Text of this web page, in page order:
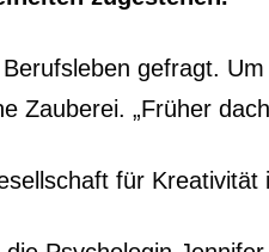
gefragt.
Zauberei. „Früher
für